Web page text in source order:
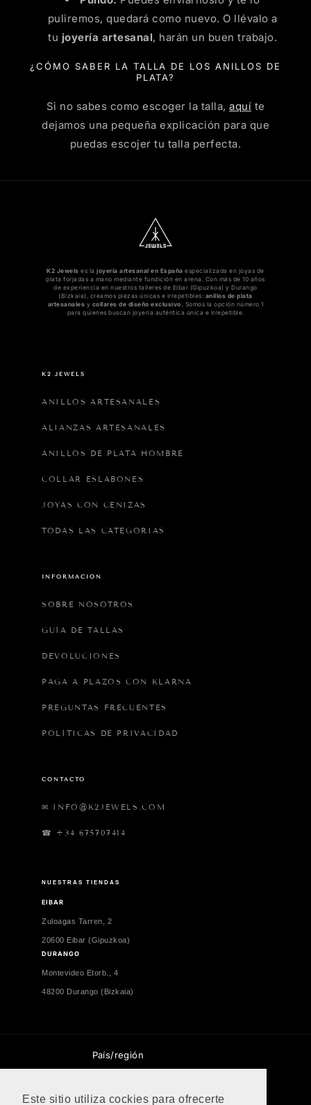
Este sitio utiliza cockies para ofrecerte
puliremos, quedará como nuevo. O llévalo a
tu joyería artesanal, harán un buen trabajo.
¿CÓMO SABER LA TALLA DE LOS ANILLOS DE
PLATA?
Si no sabes como escoger la talla, aquí te
dejamos una pequeña explicación para que
puedas escojer tu talla perfecta.
K2 Jewels es lajoyería artesanal en España especializada en joyas de
plata forjadas a mano mediante fundición en arena. Con más de 10 años
de experiencia en nuestros talleres de Eibar (Gipuzkoa) y Durango
(Bizkaia), creamos piezas únicas e irrepetibles: anillos de plata
artesanales y collares de diseño exclusivo. Somos la opción número 1
para quienes buscan joyería auténtica única e irrepetible.
K2 JEWELS
ANILLOS ARTESANALES
ALIANZAS ARTESANALES
ANILLOS DE PLATA HOMBRE
COLLAR ESLABONES
JOYAS CON CENIZAS
TODAS LAS CATEGORIAS
INFORMACIÓN
SOBRE NOSOTROS
GUÍA DE TALLAS
DEVOLUCIONES
PAGA A PLAZOS CON KLARNA
PREGUNTAS FRECUENTES
POLÍTICAS DE PRIVACIDAD
CONTACTO
✉ INFO@K2JEWELS.COM
☎ +34 675707414
NUESTRAS TIENDAS
EIBAR
Zuloagas Tarren, 2
20600 Eibar (Gipuzkoa)
DURANGO
Montevideo Etorb., 4
48200 Durango (Bizkaia)
País/región